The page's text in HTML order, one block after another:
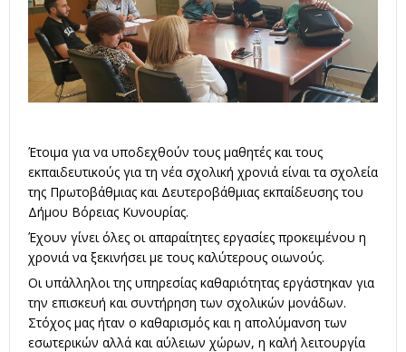
Έτοιμα για να υποδεχθούν τους μαθητές και τους
εκπαιδευτικούς για τη νέα σχολική χρονιά είναι τα σχολεία
της Πρωτοβάθμιας και Δευτεροβάθμιας εκπαίδευσης του
Δήμου Βόρειας Κυνουρίας.
Έχουν γίνει όλες οι απαραίτητες εργασίες προκειμένου η
χρονιά να ξεκινήσει με τους καλύτερους οιωνούς.
Οι υπάλληλοι της υπηρεσίας καθαριότητας εργάστηκαν για
την επισκευή και συντήρηση των σχολικών μονάδων.
Στόχος μας ήταν ο καθαρισμός και η απολύμανση των
εσωτερικών αλλά και αύλειων χώρων, η καλή λειτουργία